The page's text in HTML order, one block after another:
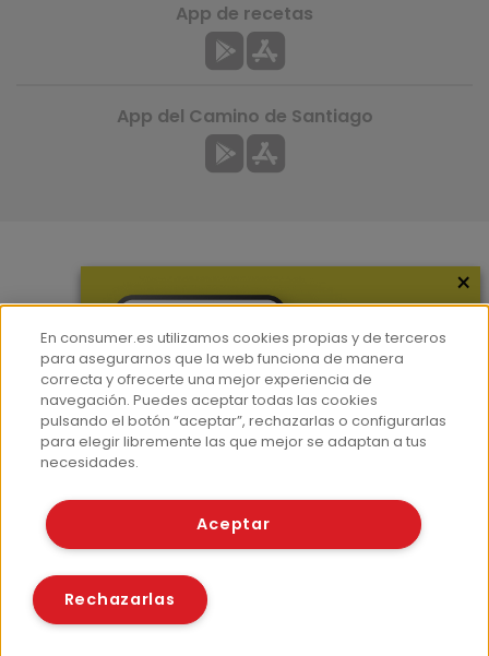
Hemeroteca
Contacto
Prensa
Corpus Lingüístico Consumer
App de recetas
App del Camino de Santiago
© Fundación EROSKI
Políticas de cookies
×
En consumer.es utilizamos cookies propias y de terceros
para asegurarnos que la web funciona de manera
correcta y ofrecerte una mejor experiencia de
navegación. Puedes aceptar todas las cookies
pulsando el botón “aceptar”, rechazarlas o configurarlas
para elegir libremente las que mejor se adaptan a tus
necesidades.
Aceptar
Rechazarlas